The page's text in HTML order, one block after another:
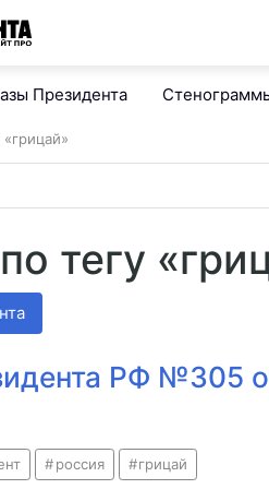
Президента
тегу
РФ №305
россия грицай